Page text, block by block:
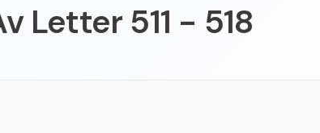
Letter 511 - 518